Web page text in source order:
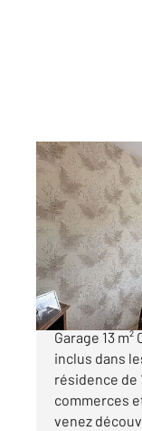
ST GIRONS 09
36,90 m , 2
Ref : 13887
44
SAINT-
Garage 13
inclus dans
résidence de
commerces
venez